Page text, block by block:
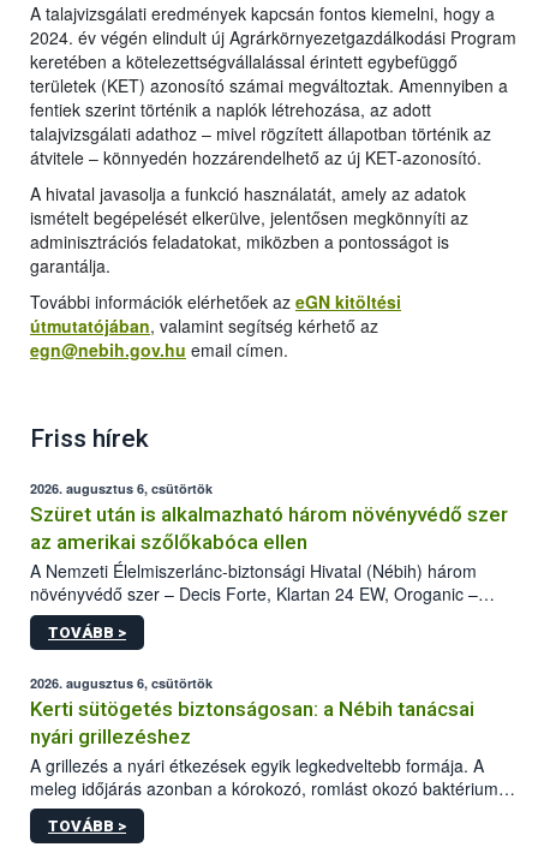
A talajvizsgálati eredmények kapcsán fontos kiemelni, hogy a
2024. év végén elindult új Agrárkörnyezetgazdálkodási Program
keretében a kötelezettségvállalással érintett egybefüggő
területek (KET) azonosító számai megváltoztak. Amennyiben a
fentiek szerint történik a naplók létrehozása, az adott
talajvizsgálati adathoz – mivel rögzített állapotban történik az
átvitele – könnyedén hozzárendelhető az új KET-azonosító.
A hivatal javasolja a funkció használatát, amely az adatok
ismételt begépelését elkerülve, jelentősen megkönnyíti az
adminisztrációs feladatokat, miközben a pontosságot is
garantálja.
További információk elérhetőek az eGN kitöltési
útmutatójában, valamint segítség kérhető az
egn@nebih.gov.hu email címen.
Friss hírek
2026. augusztus 6, csütörtök
Szüret után is alkalmazható három növényvédő szer
az amerikai szőlőkabóca ellen
A Nemzeti Élelmiszerlánc-biztonsági Hivatal (Nébih) három
növényvédő szer – Decis Forte, Klartan 24 EW, Oroganic –
engedélyokiratát módosította, így azok a szüretet követően,
egészen a vesszőérettség (BBCH 91) stádiumáig
érésű szőlőkben is legyen lehetőség a károsító elleni további
védekezésre. Az Oroganic készítmény kis kiszerelésben kiskerti
felhasználók számára is elérhető és ökológiai termesztésben is
engedélyezett.
TOVÁBB >
2026. augusztus 6, csütörtök
Kerti sütögetés biztonságosan: a Nébih tanácsai
nyári grillezéshez
A grillezés a nyári étkezések egyik legkedveltebb formája. A
meleg időjárás azonban a kórokozó, romlást okozó baktériumok
gyorsabb szaporodásának is kedvez. A szabadtéri sütögetés
ezért nem csupán a megfelelő sütési technikáról szól: legalább
TOVÁBB >